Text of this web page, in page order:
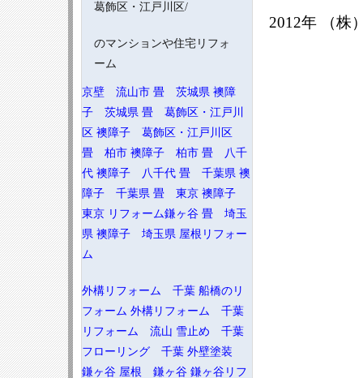
示！！
りがとうございます。
今日現在の工事状況
クロス ● cf ○
大工 △ 外構 × 門扉 ○ 電
気 △
左官 ○ 設備 ◎ 建具 ○
畳 ○ 解体 ○ 改修 ○
葛飾区・江戸川区/
のマンションや住宅リフォ
ーム
京壁 流山市 畳 茨城県 襖障
子 茨城県 畳 葛飾区・江戸川
区 襖障子 葛飾区・江戸川区
畳 柏市 襖障子 柏市 畳 八千
代 襖障子 八千代 畳 千葉県 襖
障子 千葉県 畳 東京 襖障子
東京 リフォーム鎌ヶ谷 畳 埼玉
県 襖障子 埼玉県 屋根リフォー
ム
外構リフォーム 千葉 船橋のリ
フォーム 外構リフォーム 千葉
リフォーム 流山 雪止め 千葉
フローリング 千葉 外壁塗装
鎌ヶ谷 屋根 鎌ヶ谷 鎌ヶ谷リフ
2012年 （株